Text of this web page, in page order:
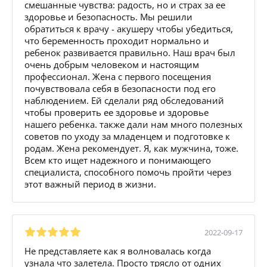
смешанные чувства: радость, но и страх за ее
здоровье и безопасность. Мы решили
обратиться к врачу - акушеру чтобы убедиться,
что беременность проходит нормально и
ребенок развивается правильно. Наш врач был
очень добрым человеком и настоящим
профессионал. Жена с первого посещения
почувствовала себя в безопасности под его
наблюдением. Ей сделали ряд обследований
чтобы проверить ее здоровье и здоровье
нашего ребенка. также дали нам много полезных
советов по уходу за младенцем и подготовке к
родам. Жена рекомендует. Я, как мужчина, тоже.
Всем кто ищет надежного и понимающего
специалиста, способного помочь пройти через
этот важный период в жизни.
2022-09-17
Не представляете как я волновалась когда
узнала что залетела. Просто трясло от одних